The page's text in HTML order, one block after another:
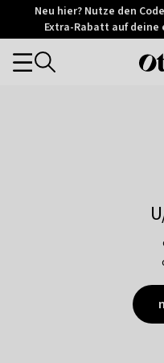
Otrium
Trustpilot
Neu hier? Nutze den
Extra-Rabatt auf deine
Categories